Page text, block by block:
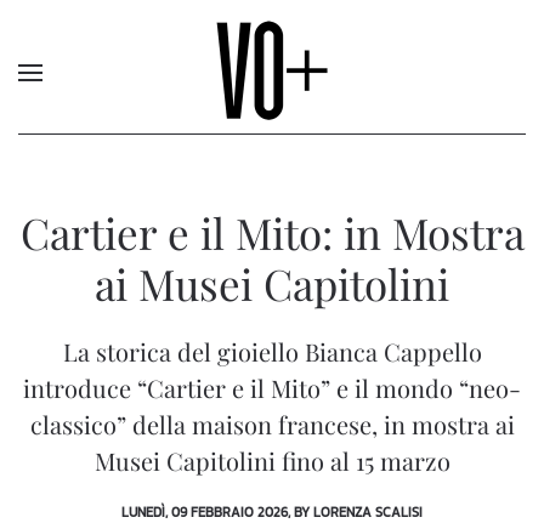
Cartier e il Mito: in Mostra
ai Musei Capitolini
La storica del gioiello Bianca Cappello
introduce “Cartier e il Mito” e il mondo “neo-
classico” della maison francese, in mostra ai
Musei Capitolini fino al 15 marzo
LUNEDÌ, 09 FEBBRAIO 2026, BY LORENZA SCALISI